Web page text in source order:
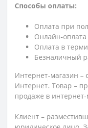
Способы оплаты:
Оплата при
Онлайн-оплата
Оплата в
Безналичный
Интернет-магазин
Интернет. Товар –
продаже в интернет-
Клиент –